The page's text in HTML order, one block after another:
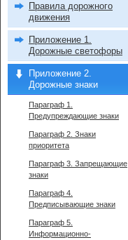
Правила дорожного
движения
Приложение 1.
Дорожные светофоры
Приложение 2.
Дорожные знаки
Параграф 1.
Предупреждающие знаки
Параграф 2. Знаки
приоритета
Параграф 3. Запрещающие
знаки
Параграф 4.
Предписывающие знаки
Параграф 5.
Информационно-